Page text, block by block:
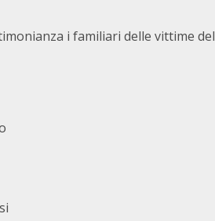
i familiari delle vittime